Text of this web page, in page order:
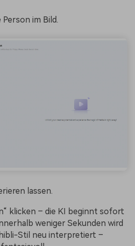
im Bild.
lassen.
klicken – die KI beginnt sofort
weniger Sekunden wird
Stil neu interpretiert –